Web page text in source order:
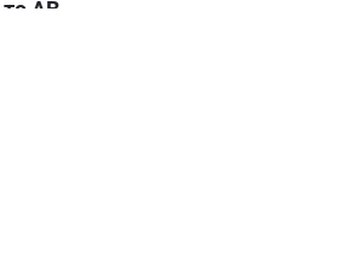
το ΑΒ